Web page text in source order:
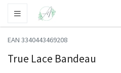
EAN 3340443469208
True Lace Bandeau